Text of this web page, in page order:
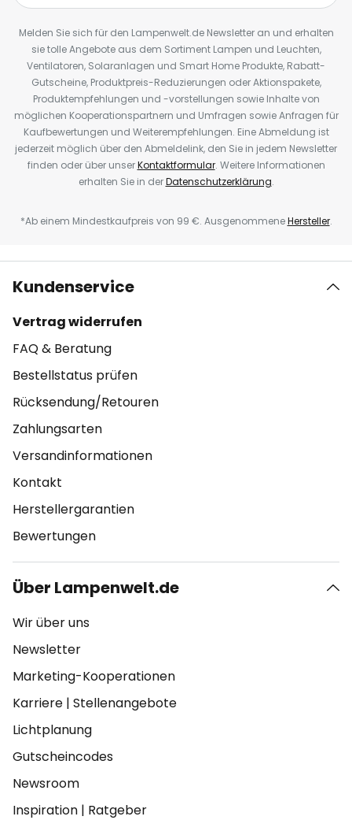
Melden Sie sich für den Lampenwelt.de Newsletter an und erhalten
sie tolle Angebote aus dem Sortiment Lampen und Leuchten,
Ventilatoren, Solaranlagen und Smart Home Produkte, Rabatt-
Gutscheine, Produktpreis-Reduzierungen oder Aktionspakete,
Produktempfehlungen und -vorstellungen sowie Inhalte von
möglichen Kooperationspartnern und Umfragen sowie Anfragen für
Kaufbewertungen und Weiterempfehlungen. Eine Abmeldung ist
jederzeit möglich über den Abmeldelink, den Sie in jedem Newsletter
finden oder über unserKontaktformular. Weitere Informationen
erhalten Sie in derDatenschutzerklärung.
*Ab einem Mindestkaufpreis von 99 €. AusgenommeneHersteller.
Kundenservice
Vertrag widerrufen
FAQ & Beratung
Bestellstatus prüfen
Rücksendung/Retouren
Zahlungsarten
Versandinformationen
Kontakt
Herstellergarantien
Bewertungen
Über Lampenwelt.de
Wir über uns
Newsletter
Marketing-Kooperationen
Karriere | Stellenangebote
Lichtplanung
Gutscheincodes
Newsroom
Inspiration | Ratgeber